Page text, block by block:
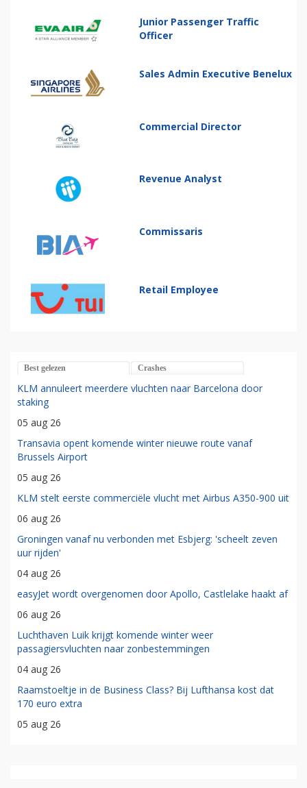
Junior Passenger Traffic
Officer
Sales Admin Executive Benelux
Commercial Director
Revenue Analyst
Commissaris
Retail Employee
Best gelezen Crashes
KLM annuleert meerdere vluchten naar Barcelona door
staking
05 aug 26
Transavia opent komende winter nieuwe route vanaf
Brussels Airport
05 aug 26
KLM stelt eerste commerciële vlucht met Airbus A350-900 uit
06 aug 26
Groningen vanaf nu verbonden met Esbjerg: 'scheelt zeven
uur rijden'
04 aug 26
easyJet wordt overgenomen door Apollo, Castlelake haakt af
06 aug 26
Luchthaven Luik krijgt komende winter weer
passagiersvluchten naar zonbestemmingen
04 aug 26
Raamstoeltje in de Business Class? Bij Lufthansa kost dat
170 euro extra
05 aug 26